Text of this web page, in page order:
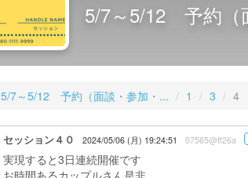
5/7～5/12 予約（
5/7～5/12 予約（面談・参加・... 1 3 4
セッション４０ 2024/05/06 (月) 19:24:51 07565@ff26a
実現すると3日連続開催です
お時間あるカップルさん是非